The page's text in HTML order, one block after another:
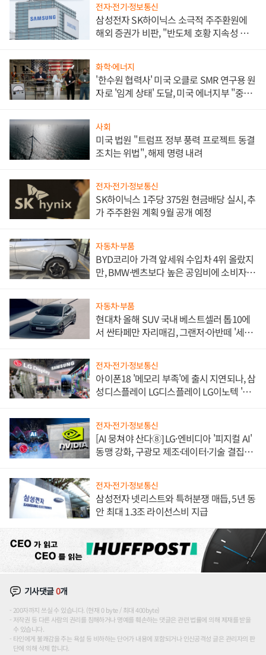
전자·전기·정보통신
삼성전자 SK하이닉스 소극적 주주환원에
해외 증권가 비판, "반도체 호황 지속성 의
화학·에너지
'한수원 협력사' 미국 오클로 SMR 연구용 원
자로 '임계 상태' 도달, 미국 에너지부 "중요
사회
미국 법원 "트럼프 정부 풍력 프로젝트 동결
조치는 위법", 해제 명령 내려
전자·전기·정보통신
SK하이닉스 1주당 375원 현금배당 실시, 추
가 주주환원 계획 9월 공개 예정
자동차·부품
BYD코리아 가격 앞세워 수입차 4위 올랐지
만, BMW·벤츠보다 높은 공임비에 소비자
자동차·부품
현대차 올해 SUV 국내 베스트셀러 톱10에
서 싼타페만 자리매김, 그랜저·아반떼 '세단
전자·전기·정보통신
아이폰18 '메모리 부족'에 출시 지연되나, 삼
성디스플레이 LG디스플레이 LG이노텍 '탈
전자·전기·정보통신
[AI 뭉쳐야 산다⑧] LG·엔비디아 '피지컬 AI'
동맹 강화, 구광모 제조·데이터·기술 결집
전자·전기·정보통신
삼성전자 넷리스트와 특허분쟁 매듭, 5년 동
안 최대 1.3조 라이선스비 지급
기사댓글0개
200자까지 쓰실 수 있습니다. (현재 0 byte / 최대 400byte)
저작권 등 다른 사람의 권리를 침해하거나 명예를 훼손하는 댓글은 관련 법률에 의해 제재를 받을
수 있습니다.
타인에게 불쾌감을 주는 욕설 등 비하하는 단어가 내용에 포함되거나 인신공격성 글은 관리자의 판
단에 의해 삭제 합니다.